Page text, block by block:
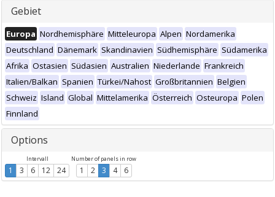
Gebiet
Europa Nordhemisphäre Mitteleuropa Alpen Nordamerika
Deutschland Dänemark Skandinavien Südhemisphäre Südamerika
Afrika Ostasien Südasien Australien Niederlande Frankreich
Italien/Balkan Spanien Türkei/Nahost Großbritannien Belgien
Schweiz Island Global Mittelamerika Österreich Osteuropa Polen
Finnland
Options
Intervall
1 3 6 12 24
Number of panels in row
1 2 3 4 6